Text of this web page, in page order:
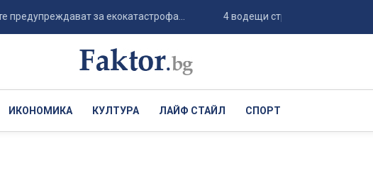
за екокатастрофа... 4 водещи страни от НАТО: Русия готви
ИКОНОМИКА КУЛТУРА ЛАЙФ СТАЙЛ СПОРТ